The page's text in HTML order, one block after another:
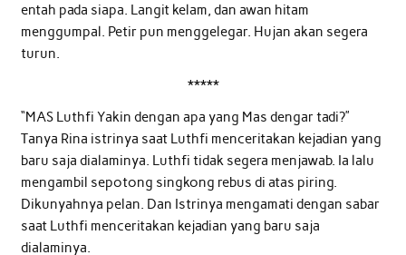
entah pada siapa. Langit kelam, dan awan hitam
menggumpal. Petir pun menggelegar. Hujan akan segera
turun.
*****
“MAS Luthfi Yakin dengan apa yang Mas dengar tadi?”
Tanya Rina istrinya saat Luthfi menceritakan kejadian yang
baru saja dialaminya. Luthfi tidak segera menjawab. Ia lalu
mengambil sepotong singkong rebus di atas piring.
Dikunyahnya pelan. Dan Istrinya mengamati dengan sabar
saat Luthfi menceritakan kejadian yang baru saja
dialaminya.